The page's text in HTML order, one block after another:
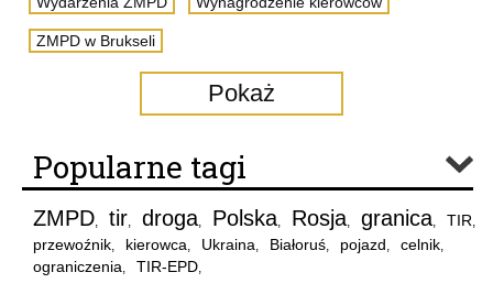
ZMPD w Brukseli
Pokaż
Popularne tagi
ZMPD, tir, droga, Polska, Rosja, granica, TIR,
przewoźnik, kierowca, Ukraina, Białoruś, pojazd, celnik,
ograniczenia, TIR-EPD,